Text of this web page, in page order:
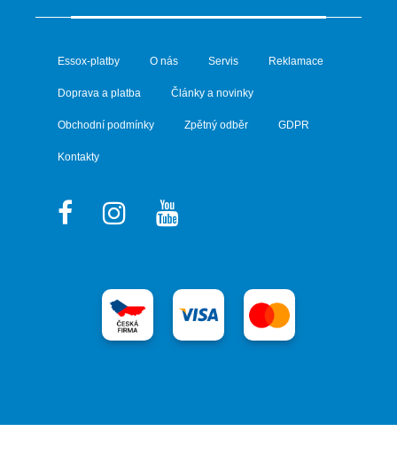
Essox-platby O nás Servis Reklamace
Doprava a platba Články a novinky
Obchodní podmínky Zpětný odběr GDPR
Kontakty